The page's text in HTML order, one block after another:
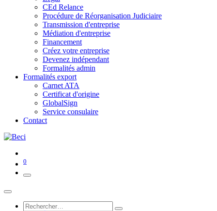
CEd Relance
Procédure de Réorganisation Judiciaire
Transmission d'entreprise
Médiation d'entreprise
Financement
Créez votre entreprise
Devenez indépendant
Formalités admin
Formalités export
Carnet ATA
Certificat d'origine
GlobalSign
Service consulaire
Contact
0